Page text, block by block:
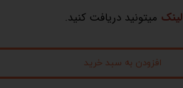
لینک میتونید دریافت کنید.
افزودن به سبد خرید